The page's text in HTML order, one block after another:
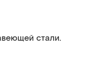
стали.